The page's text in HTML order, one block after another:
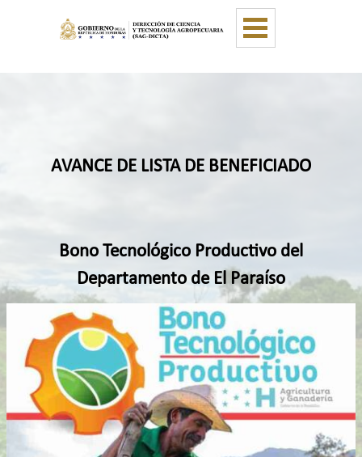
Saltar menú
AVANCE DE LISTA DE BENEFICIADO
Bono Tecnológico Productivo del
Departamento de El Paraíso